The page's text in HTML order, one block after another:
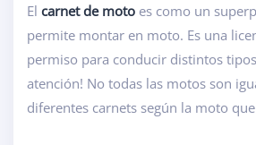
El carnet de moto es como un
permite montar en moto. Es una
permiso para conducir distintos
atención! No todas las motos son
diferentes carnets según la moto